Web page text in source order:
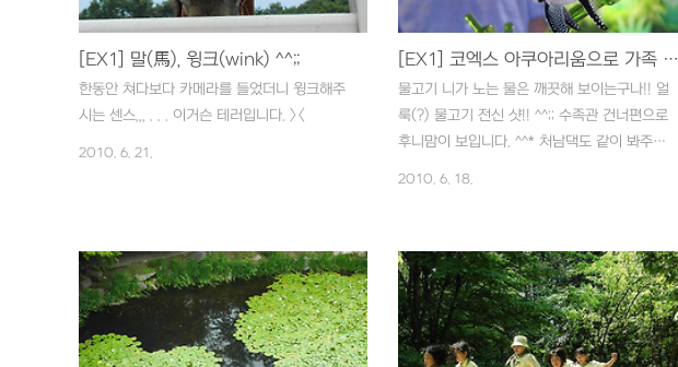
래선지 완전 많이 피곤했답니다. 게다가 바위
나 수초에 걸려서 끊어먹은 게 더 많습니다. 미
끼로 쓴 미꾸라지를 바늘에 끼우는 것도 쉽지
않더군요. 바늘을 입으로 넣어..
온 사람들,, . . . 더 가까이 보고 싶은 바램의 오
브제,,, . . . 눈 대신 EX1의 ..
[EX1] 말(馬), 윙크(wink) ^^;;
한동안 쳐다보다 카메라를 들었더니 윙크해주
시는 센스,,, . . . 이거슨 테러입니다. ><
2010. 6. 21.
[EX1] 코엑스 아쿠아리움으로 가족 나들이
물고기 니가 노는 물은 깨끗해 보이는구나!! 얼
룩(?) 물고기 전신 샷!! ^^;; 수족관 건너편으로
후니맘이 보입니다. ^^* 처남댁도 같이 봐주시
걸까요? 1번 가오리, 2번 오가리 ^^;; . . . 지지
난 토요일 장모님께서 서울 백병원에 검진 받
으러 오셨다가 진료를 마치고 처남네 가족과
함께 코엑스 수족관에 나들이를 했답니다. 그
2010. 6. 18.